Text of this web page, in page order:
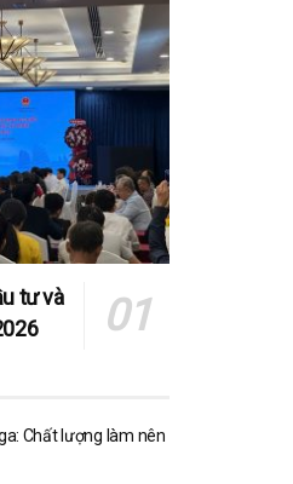
tư và
Chất lượng làm nên